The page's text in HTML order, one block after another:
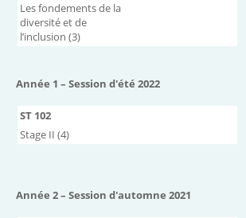
Les fondements de la
diversité et de
l’inclusion (3)
Année 1 – Session d'été 2022
ST 102
Stage II (4)
Année 2 – Session d'automne 2021